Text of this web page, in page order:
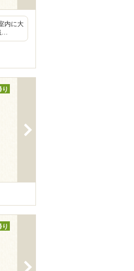
内に大
り
り